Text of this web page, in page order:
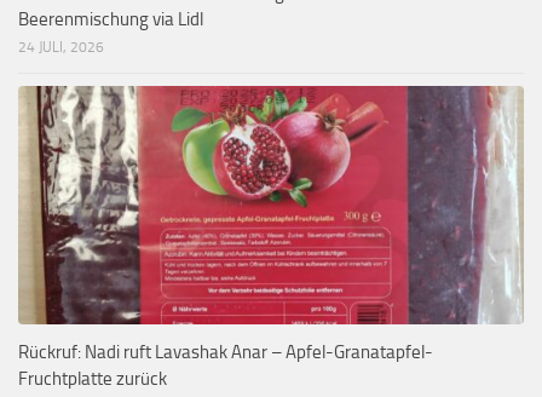
Beerenmischung via Lidl
24 JULI, 2026
Rückruf: Nadi ruft Lavashak Anar – Apfel-Granatapfel-
Fruchtplatte zurück